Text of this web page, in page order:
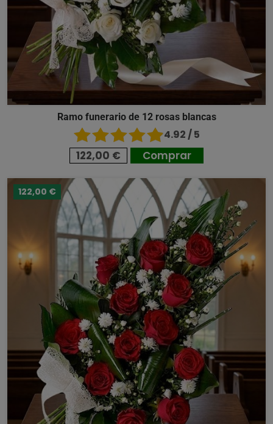
Ramo funerario de 12 rosas blancas
4.92 / 5
122,00 € Comprar
122,00 €